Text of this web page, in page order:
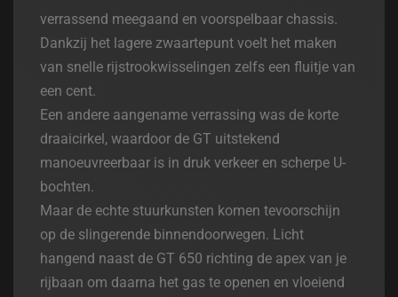
verrassend meegaand en voorspelbaar chassis.
Dankzij het lagere zwaartepunt voelt het maken
van snelle rijstrookwisselingen zelfs een fluitje van
een cent.
Een andere aangename verrassing was de korte
draaicirkel, waardoor de GT uitstekend
manoeuvreerbaar is in druk verkeer en scherpe U-
bochten.
Maar de echte stuurkunsten komen tevoorschijn
op de slingerende binnendoorwegen. Licht
hangend naast de GT 650 richting de apex van je
rijbaan om daarna het gas te openen en vloeiend